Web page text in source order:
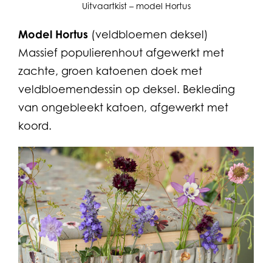
Uitvaartkist – model Hortus
Model Hortus (veldbloemen deksel)
Massief populierenhout afgewerkt met
zachte, groen katoenen doek met
veldbloemendessin op deksel. Bekleding
van ongebleekt katoen, afgewerkt met
koord.